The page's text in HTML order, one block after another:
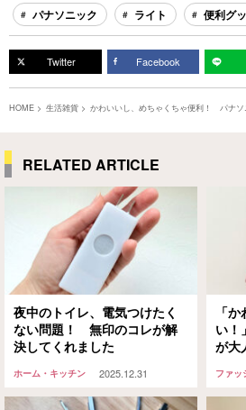
パナソニック ライト 便利グ
Twitter Facebook
HOME 生活雑貨
かわいいし、めちゃくちゃ便利！ パナソ
RELATED ARTICLE
夜中のトイレ、電気つけたく
ない問題！ 無印のコレが解
決してくれました
ホーム・キッチン 2025.12.31
「
い！
が大
ファッ